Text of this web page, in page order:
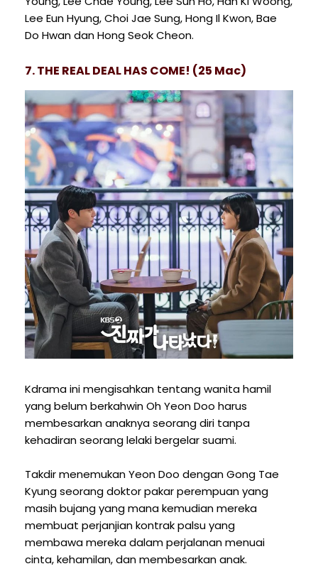
Lee Eun Hyung, Choi Jae Sung, Hong Il Kwon, Bae
Do Hwan dan Hong Seok Cheon.
7. THE REAL DEAL HAS COME! (25 Mac)
Kdrama ini mengisahkan tentang wanita hamil
yang belum berkahwin Oh Yeon Doo harus
membesarkan anaknya seorang diri tanpa
kehadiran seorang lelaki bergelar suami.
Takdir menemukan Yeon Doo dengan Gong Tae
Kyung seorang doktor pakar perempuan yang
masih bujang yang mana kemudian mereka
membuat perjanjian kontrak palsu yang
membawa mereka dalam perjalanan menuai
cinta, kehamilan, dan membesarkan anak.